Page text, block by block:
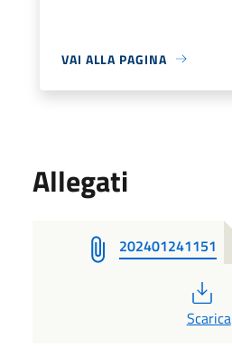
VAI ALLA PAGINA
Allegati
202401241151
PDF
Scarica